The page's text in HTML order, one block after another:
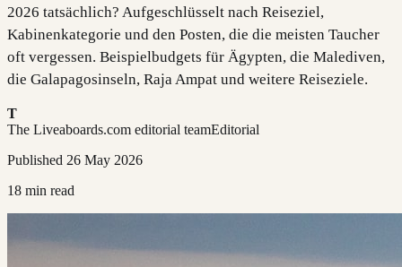
2026 tatsächlich? Aufgeschlüsselt nach Reiseziel,
Kabinenkategorie und den Posten, die die meisten Taucher
oft vergessen. Beispielbudgets für Ägypten, die Malediven,
die Galapagosinseln, Raja Ampat und weitere Reiseziele.
T
The Liveaboards.com editorial teamEditorial
Published 26 May 2026
18 min read